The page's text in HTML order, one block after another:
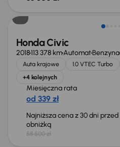
Taniej o 1 500 zł
Honda Civic
2018113 378 kmAutomatBenzyna
Auta krajowe 1.0 VTEC Turbo
+4 kolejnych
Miesięczna rata
od 339 zł
Najniższa cena z 30 dni przed
obniżką
58 500 zł
Taniej o 2 500 zł